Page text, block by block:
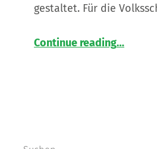
gestaltet. Für die
Continue readingDie Inklusive
Mitmach-
…